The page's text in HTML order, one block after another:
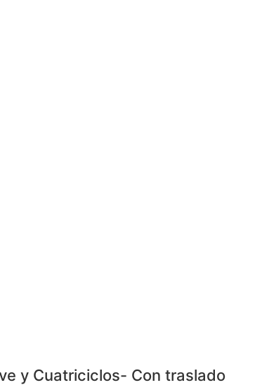
y Cuatriciclos- Con traslado